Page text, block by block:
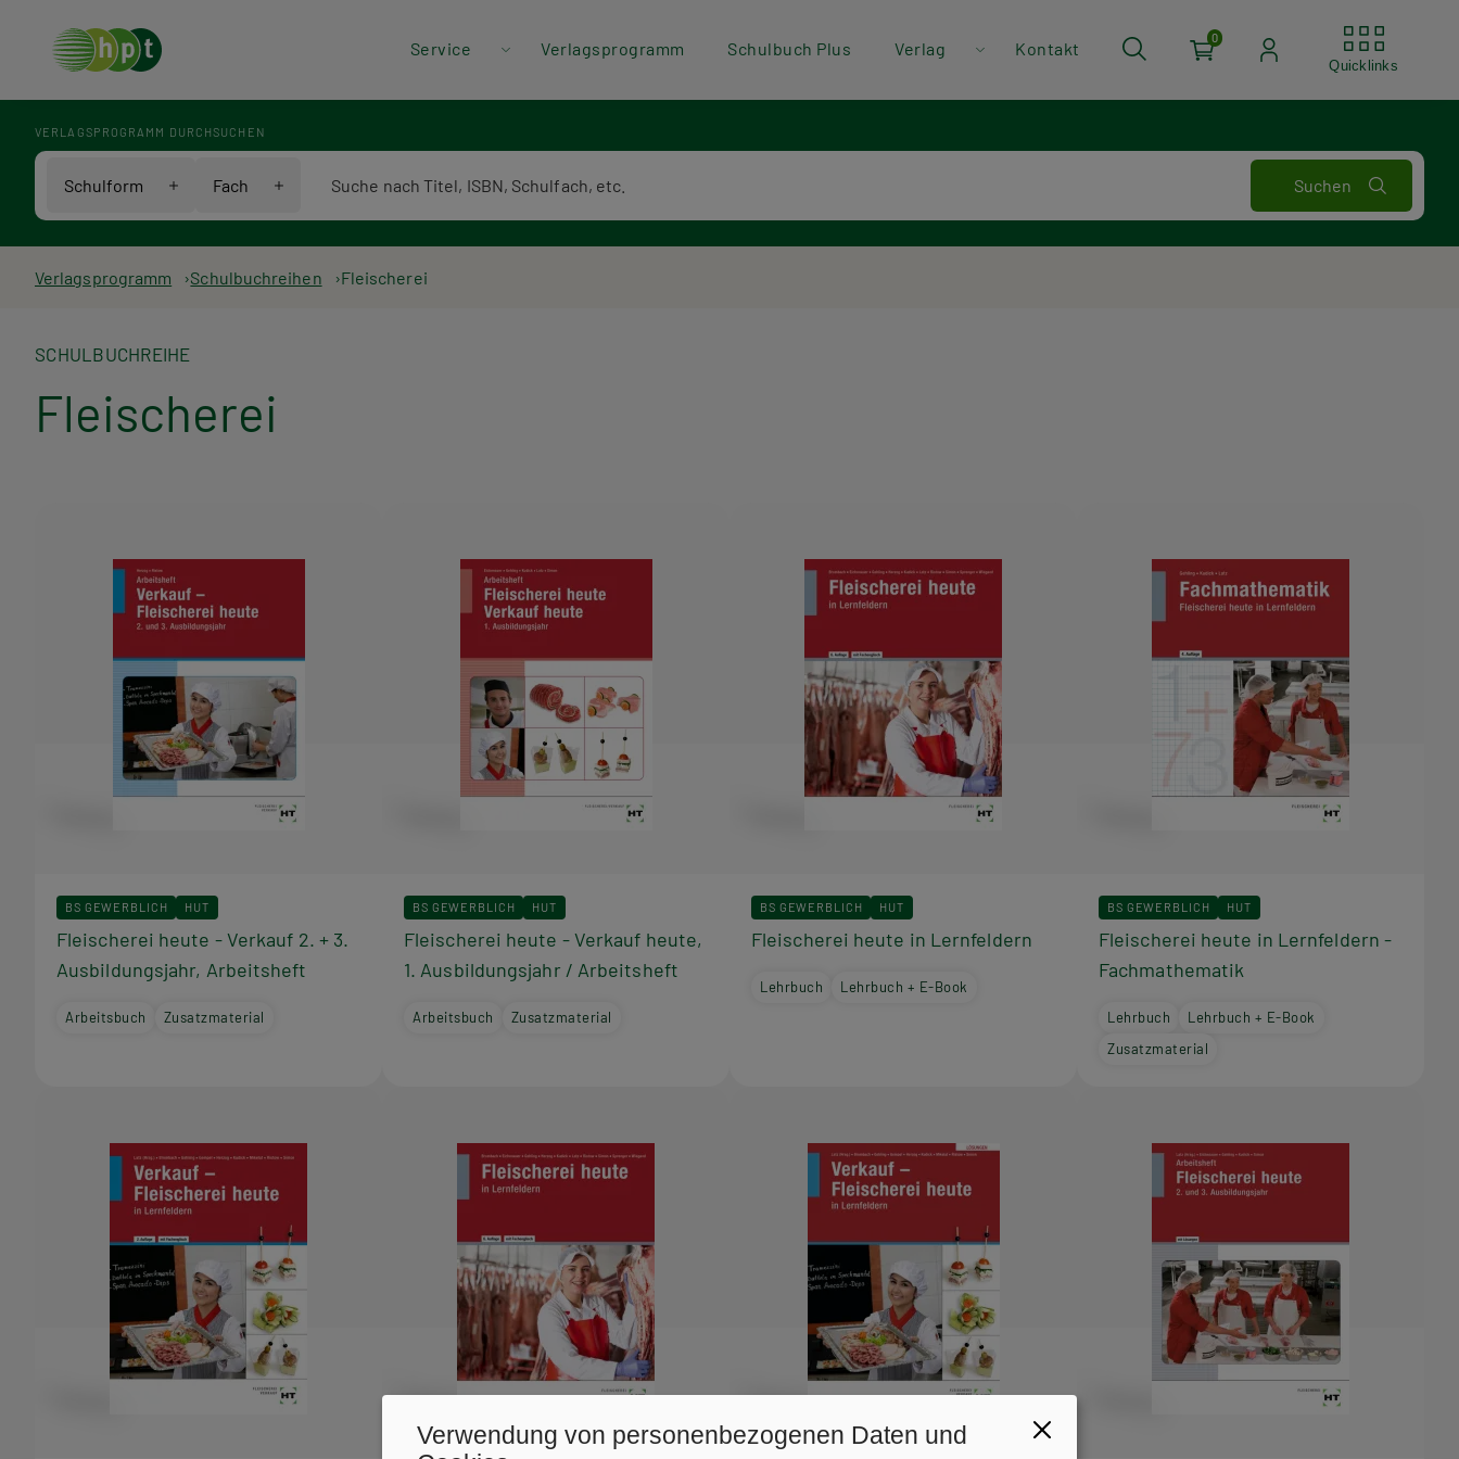
Header
Menü
Service Verlagsprogramm Schulbuch Plus Verlag Kontakt
0
Quicklinks
VERLAGSPROGRAMM DURCHSUCHEN
Schulform Fach
Pfadnavigation
Verlagsprogramm Schulbuchreihen Fleischerei
SCHULBUCHREIHE
Fleischerei
dieser
Reihe
BS GEWERBLICH HUT
Fleischerei heute - Verkauf 2. + 3.
Ausbildungsjahr, Arbeitsheft
Arbeitsbuch Zusatzmaterial
BS GEWERBLICH HUT
Fleischerei heute - Verkauf heute,
1. Ausbildungsjahr / Arbeitsheft
Arbeitsbuch Zusatzmaterial
BS GEWERBLICH HUT
Fleischerei heute in Lernfeldern
Lehrbuch Lehrbuch + E-Book
BS GEWERBLICH HUT
Fleischerei heute in Lernfeldern -
Fachmathematik
Lehrbuch
Lehrbuch + E-Book
Zusatzmaterial
Verwendung von personenbezogenen Daten und